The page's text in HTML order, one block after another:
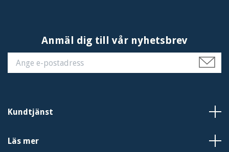
Anmäl dig till vår nyhetsbrev
Kundtjänst
Läs mer